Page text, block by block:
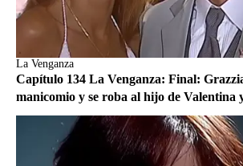
La Venganza
Capítulo 134 La Venganza: Final:
manicomio y se roba al hijo de Valentina